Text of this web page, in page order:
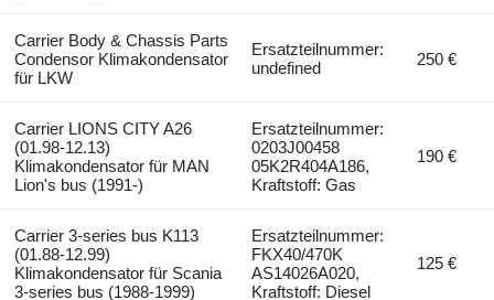
Carrier Body & Chassis Parts
Condensor Klimakondensator
für LKW
Ersatzteilnummer:
undefined
250 €
Carrier LIONS CITY A26
(01.98-12.13)
Klimakondensator für MAN
Lion's bus (1991-)
Ersatzteilnummer:
0203J00458
05K2R404A186,
Kraftstoff: Gas
190 €
Carrier 3-series bus K113
(01.88-12.99)
Klimakondensator für Scania
3-series bus (1988-1999)
Ersatzteilnummer:
FKX40/470K
AS14026A020,
Kraftstoff: Diesel
125 €